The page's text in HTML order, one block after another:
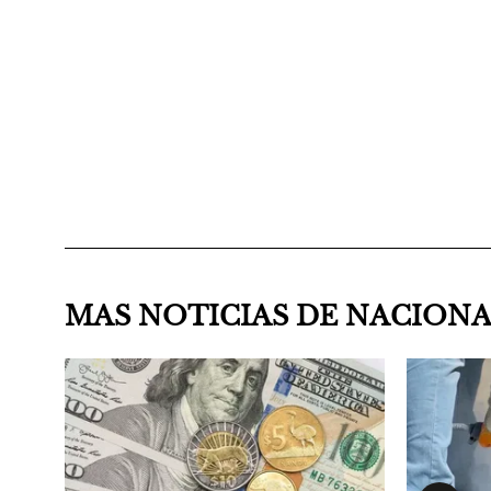
MAS NOTICIAS DE